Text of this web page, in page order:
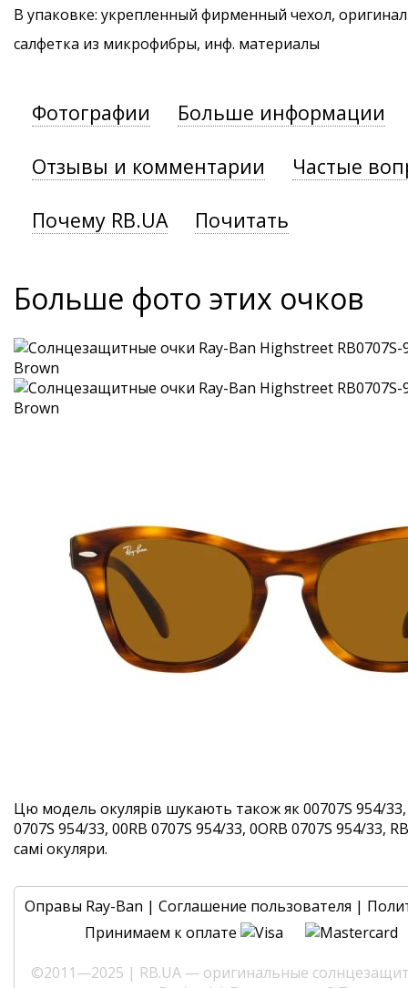
В упаковке: укрепленный фирменный чехол,
салфетка из микрофибры, инф. материалы
Фотографии Больше информации
Отзывы и комментарии Частые
Почему RB.UA Почитать
Больше фото этих очков
Цю модель окулярів шукають також як 00707S 954/33,
0707S 954/33, 00RB 0707S 954/33, 0ORB 0707S 954/33,
самі окуляри.
Оправы Ray-Ban | Соглашение пользователя |
Принимаем к оплате
©2011—2025 | RB.UA — оригинальные